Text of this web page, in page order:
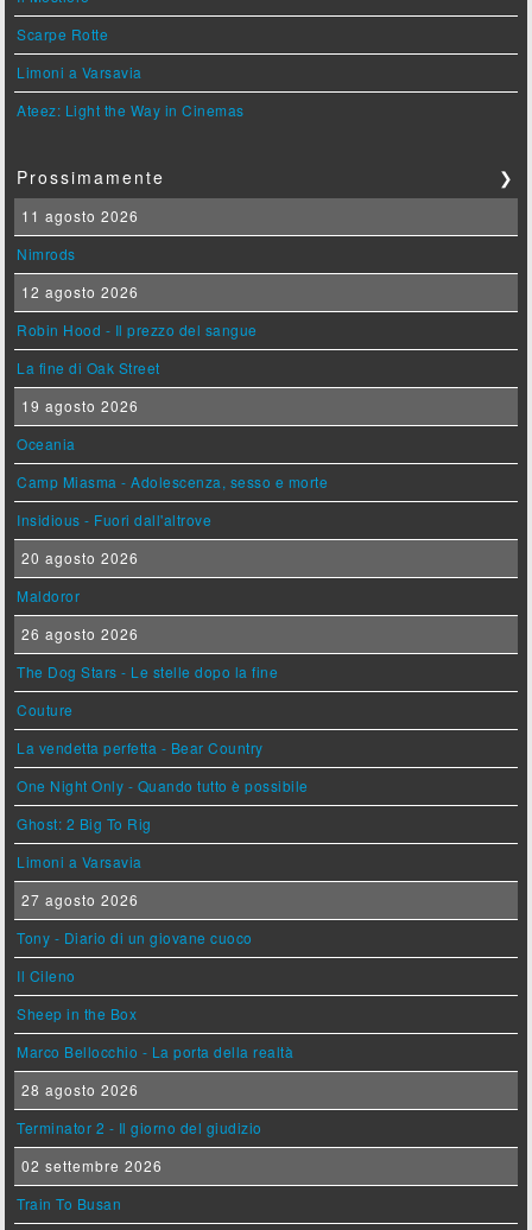
Scarpe Rotte
Limoni a Varsavia
Ateez: Light the Way in Cinemas
Prossimamente ❯
11 agosto 2026
Nimrods
12 agosto 2026
Robin Hood - Il prezzo del sangue
La fine di Oak Street
19 agosto 2026
Oceania
Camp Miasma - Adolescenza, sesso e morte
Insidious - Fuori dall'altrove
20 agosto 2026
Maldoror
26 agosto 2026
The Dog Stars - Le stelle dopo la fine
Couture
La vendetta perfetta - Bear Country
One Night Only - Quando tutto è possibile
Ghost: 2 Big To Rig
Limoni a Varsavia
27 agosto 2026
Tony - Diario di un giovane cuoco
Il Cileno
Sheep in the Box
Marco Bellocchio - La porta della realtà
28 agosto 2026
Terminator 2 - Il giorno del giudizio
02 settembre 2026
Train To Busan